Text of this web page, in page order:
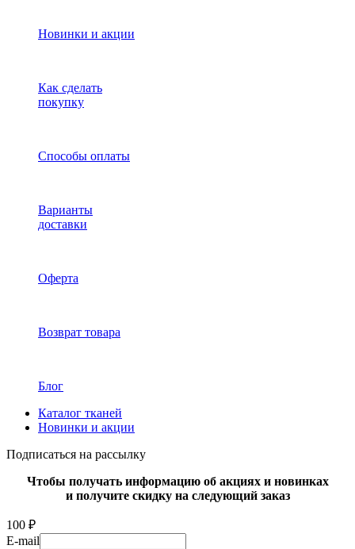
Новинки и акции
Как сделать
покупку
Способы оплаты
Варианты
доставки
Оферта
Возврат товара
Блог
Каталог тканей
Новинки и акции
Подписаться на рассылку
Чтобы получать информацию об акциях и новинках
и получите скидку на следующий заказ
100 ₽
E-mail